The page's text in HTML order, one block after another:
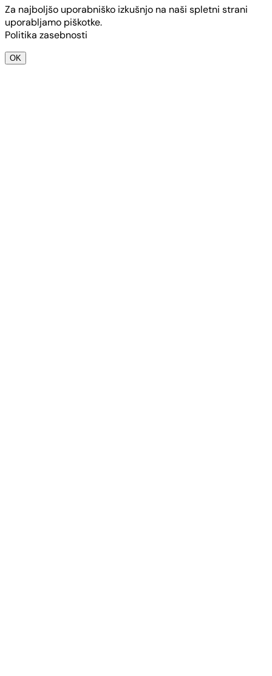
Za najboljšo uporabniško izkušnjo na naši spletni strani
uporabljamo piškotke.
Politika zasebnosti
OK